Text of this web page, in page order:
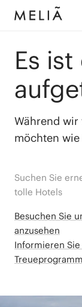
Es
Während wir
möchten
Suchen Sie
tolle Hotels
Besuchen Sie
anzusehen
Informieren